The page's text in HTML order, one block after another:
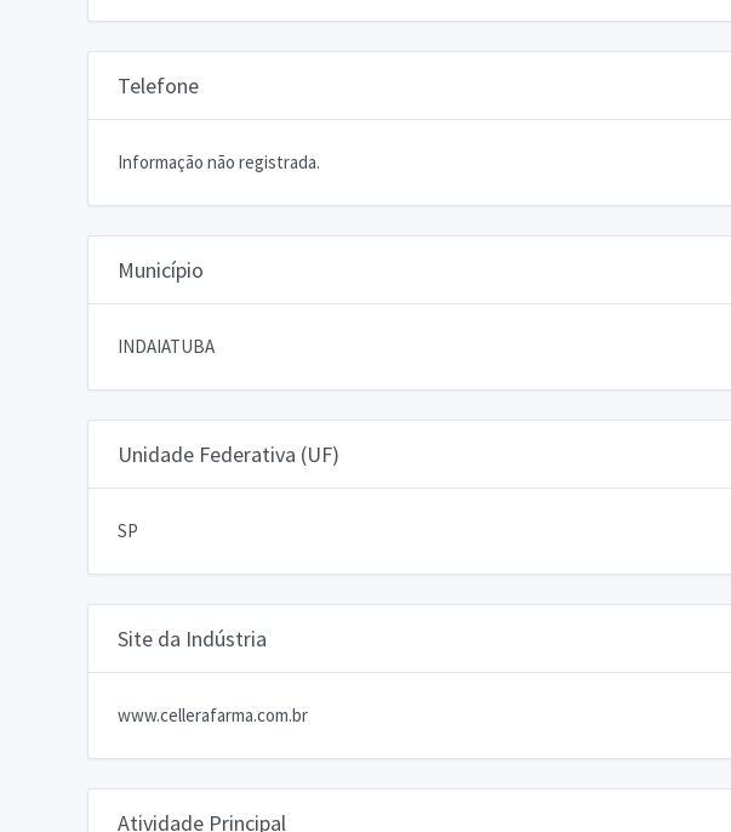
Telefone
Informação não registrada.
Município
INDAIATUBA
Unidade Federativa (UF)
SP
Site da Indústria
www.cellerafarma.com.br
Atividade Principal